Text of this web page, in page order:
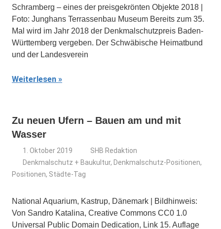
Schramberg – eines der preisgekrönten Objekte 2018 |
Foto: Junghans Terrassenbau Museum Bereits zum 35.
Mal wird im Jahr 2018 der Denkmalschutzpreis Baden-
Württemberg vergeben. Der Schwäbische Heimatbund
und der Landesverein
Weiterlesen
Zu neuen Ufern – Bauen am und mit
Wasser
1. Oktober 2019
SHB Redaktion
Denkmalschutz + Baukultur, Denkmalschutz-Positionen,
Positionen, Städte-Tag
National Aquarium, Kastrup, Dänemark | Bildhinweis:
Von Sandro Katalina, Creative Commons CC0 1.0
Universal Public Domain Dedication, Link 15. Auflage